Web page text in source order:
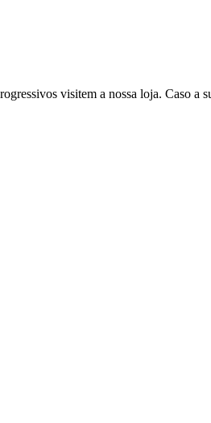
visitem a nossa loja. Caso